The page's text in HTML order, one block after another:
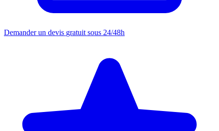
Demander un devis gratuit sous 24/48h